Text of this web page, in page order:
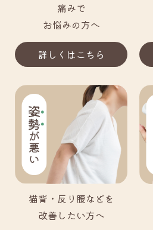
痛みで
お悩みの方へ
詳しくはこちら
猫背・反り腰などを
改善したい方へ